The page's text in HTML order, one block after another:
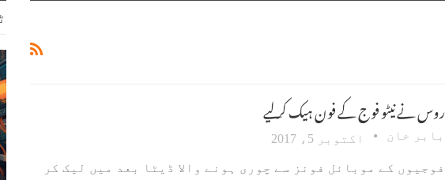
روس نے نیٹو فوج کے فون ہیک کر لیے
بابر خان اکتوبر 5، 2017
فوجیوں کے موبائل فونز سے چوری ہونے والا ڈیٹا بعد میں لیک کر